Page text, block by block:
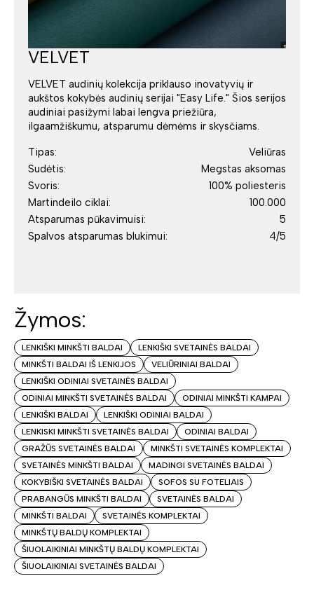
VELVET
VELVET audinių kolekcija priklauso inovatyvių ir
aukštos kokybės audinių serijai "Easy Life." Šios serijos
audiniai pasižymi labai lengva priežiūra,
ilgaamžiškumu, atsparumu dėmėms ir skysčiams.
Tipas:
Veliūras
Sudėtis:
Megstas aksomas
Svoris:
100% poliesteris
Martindeilo ciklai:
100.000
Atsparumas pūkavimuisi:
5
Spalvos atsparumas blukimui:
4/5
Žymos:
LENKIŠKI MINKŠTI BALDAI
LENKIŠKI SVETAINĖS BALDAI
MINKŠTI BALDAI IŠ LENKIJOS
VELIŪRINIAI BALDAI
LENKIŠKI ODINIAI SVETAINĖS BALDAI
ODINIAI MINKŠTI SVETAINĖS BALDAI
ODINIAI MINKŠTI KAMPAI
LENKIŠKI BALDAI
LENKIŠKI ODINIAI BALDAI
LENKISKI MINKŠTI SVETAINĖS BALDAI
ODINIAI BALDAI
GRAŽŪS SVETAINĖS BALDAI
MINKŠTI SVETAINĖS KOMPLEKTAI
SVETAINĖS MINKŠTI BALDAI
MADINGI SVETAINĖS BALDAI
KOKYBIŠKI SVETAINĖS BALDAI
SOFOS SU FOTELIAIS
PRABANGŪS MINKŠTI BALDAI
SVETAINĖS BALDAI
MINKŠTI BALDAI
SVETAINĖS KOMPLEKTAI
MINKŠTŲ BALDŲ KOMPLEKTAI
ŠIUOLAIKINIAI MINKŠTŲ BALDŲ KOMPLEKTAI
ŠIUOLAIKINIAI SVETAINĖS BALDAI